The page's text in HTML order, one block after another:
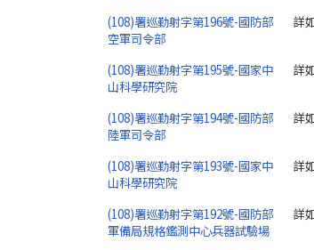
(108)署巡勤射字第196號-國防部
空軍司令部
詳
(108)署巡勤射字第195號-國家中
山科學研究院
詳
(108)署巡勤射字第194號-國防部
陸軍司令部
詳
(108)署巡勤射字第193號-國家中
山科學研究院
詳
(108)署巡勤射字第192號-國防部
軍備局規格鑑測中心兵器試驗場
詳